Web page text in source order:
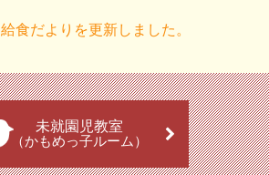
食だよりを更新しました。
未就園児教室
（かもめっ子ルーム）